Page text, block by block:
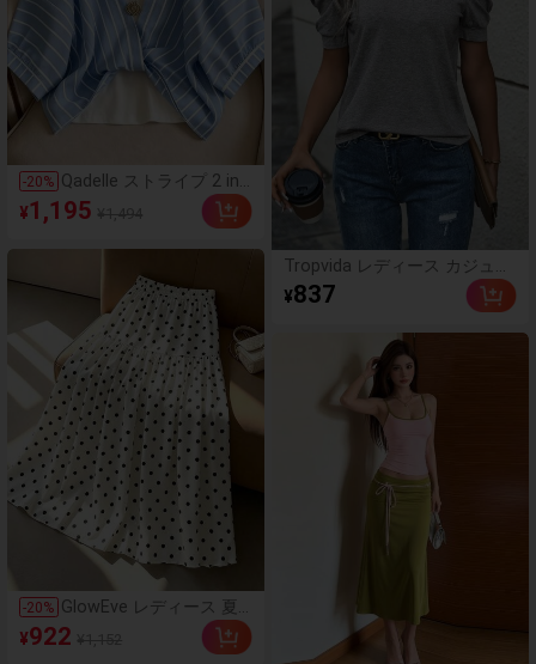
-20% Qadelle ストライプ 2 in
1 シャツ レディース バケ
ーションコーデ
¥1,195
-20% GlowEve レディース 夏
用 マルチカラープリント
伸縮ウエスト パッチワー
¥922
Tropvida レディース カジュア
ル パフスリーブ 無地 Tシャ
ツ、夏用
¥837